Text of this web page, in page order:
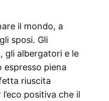
il mondo, a
sposi. Gli
gli albergatori e le
piena
riuscita
positiva che il